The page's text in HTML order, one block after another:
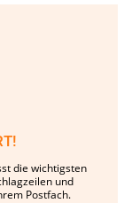
die wichtigsten
und
Postfach.